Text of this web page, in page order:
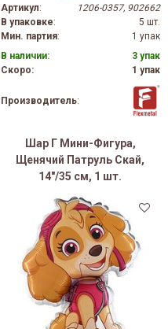
Артикул:
1206-0357, 902662
В упаковке:
5 шт.
Мин. партия:
1 упак
В наличии:
3 упак
Скоро:
1 упак
Производитель:
Шар Г Мини-Фигура,
Щенячий Патруль Скай,
14"/35 см, 1 шт.